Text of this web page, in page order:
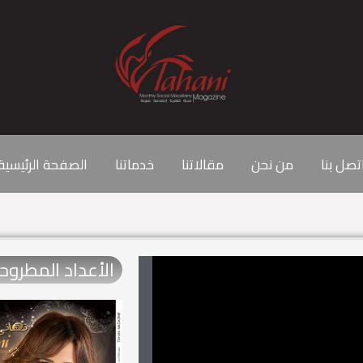
الصفحة خدماتنا مقالاتنا من نحن بنا
الأعداد المطروحة​